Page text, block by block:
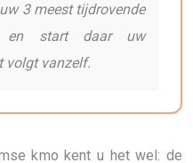
3 meest tijdrovende
en start daar uw
volgt vanzelf.
kmo kent u het wel: de